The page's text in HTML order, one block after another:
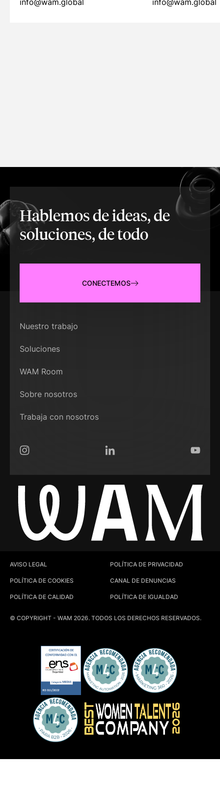
info@wam.global info@wam.global
Hablemos de ideas, de
soluciones, de todo
CONECTEMOS
Nuestro trabajo
Soluciones
WAM Room
Sobre nosotros
Trabaja con nosotros
Instagram LinkedIn
© COPYRIGHT - WAM 2026. TODOS LOS DERECHOS RESERVADOS.
AVISO LEGAL POLÍTICA DE PRIVACIDAD
POLÍTICA DE COOKIES CANAL DE DENUNCIAS
POLÍTICA DE CALIDAD POLÍTICA DE IGUALDAD